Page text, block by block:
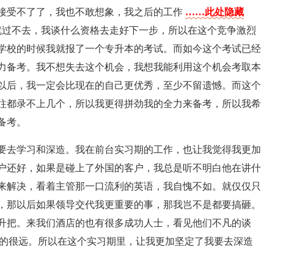
受不了了，我也不敢想象，我之后的工作 ……此处隐藏
不去，我谈什么资格去走好下一步，所以在这个竞争激烈
校的时候我就报了一个专升本的考试。而如今这个考试已经
备考。我不想失去这个机会，我想我能利用这个机会考取本
后，我一定会比现在的自己更优秀，至少不留遗憾。而这个
都录不上几个，所以我更得拼劲我的全力来备考，所以我希
考。
去学习和深造。我在前台实习期的工作，也让我觉得我更加
还好，如果是碰上了外国的客户，我总是听不明白他在讲什
决，看着主管那一口流利的英语，我自愧不如。就仅仅只
以后如果领导交代我更重要的事，那我岂不是都要搞砸。
把。来我们酒店的也有很多成功人士，看见他们不凡的谈
很远。所以在这个实习期里，让我更加坚定了我要去深造